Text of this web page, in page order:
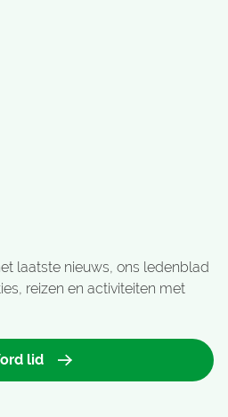
laatste nieuws, ons ledenblad
reizen en activiteiten met
lid